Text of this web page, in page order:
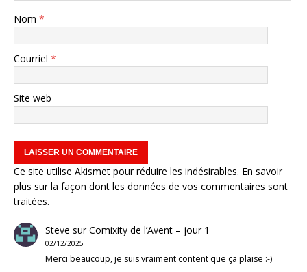
Nom *
Courriel *
Site web
Ce site utilise Akismet pour réduire les indésirables. En savoir
plus sur la façon dont les données de vos commentaires sont
traitées.
Steve surComixity de l’Avent – jour 1
02/12/2025
Merci beaucoup, je suis vraiment content que ça plaise :-)